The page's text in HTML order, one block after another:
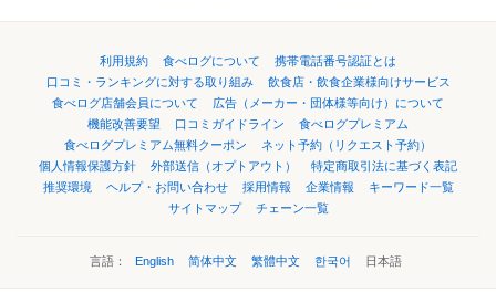
利用規約 食べログについて
携帯電話番号認証とは
口コミ・ランキングに対する取り組み
飲食店・飲食企業様向けサービス
食べログ店舗会員について
広告（メーカー・団体様等向け）について
機能改善要望
口コミガイドライン
食べログプレミアム
食べログプレミアム無料クーポン
ネット予約（リクエスト予約）
個人情報保護方針
外部送信（オプトアウト）
特定商取引法に基づく表記
推奨環境
ヘルプ・お問い合わせ 採用情報 企業情報
キーワード一覧
サイトマップ
チェーン一覧
言語： English 简体中文 繁體中文 한국어 日本語